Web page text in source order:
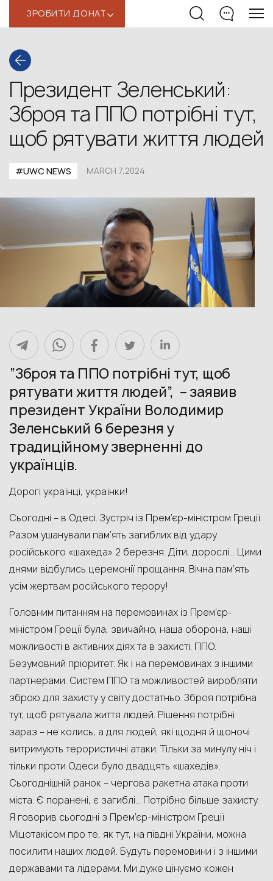
ЗРОБИТИ ДОНАТ‹
Президент Зеленський:
Зброя та ППО потрібні тут,
щоб рятувати життя людей
#UWС NEWS MARCH 7,2024
“Зброя та ППО потрібні тут, щоб
рятувати життя людей”, – заявив
президент України Володимир
Зеленський 6 березня у
традиційному зверненні до
українців.
Дорогі українці, українки!
Сьогодні – в Одесі. Зустріч із Прем’єр-міністром Греції.
Разом ушанували пам’ять загиблих від удару
російського «шахеда» 2 березня. Діти, дорослі… Цими
днями відбулись церемонії прощання. Вічна пам’ять
усім жертвам російського терору!
Головним питанням на перемовинах із Прем’єр-
міністром Греції була, звичайно, наша оборона, наші
можливості в активних діях та в захисті. ППО.
Безумовний пріоритет. Як і на перемовинах з іншими
партнерами. Систем ППО та можливостей виробляти
зброю для захисту у світу достатньо. Зброя потрібна
тут, щоб рятувала життя людей. Рішення потрібні
зараз – не колись, а для людей, які щодня й щоночі
витримують терористичні атаки. Тільки за минулу ніч і
тільки проти Одеси було двадцять «шахедів».
Сьогоднішній ранок – чергова ракетна атака проти
міста. Є поранені, є загиблі… Потрібно більше захисту.
Я говорив сьогодні з Прем’єр-міністром Греції
Міцотакісом про те, як тут, на півдні України, можна
посилити наших людей. Будуть перемовини і з іншими
державами та лідерами. Ми дуже цінуємо кожен